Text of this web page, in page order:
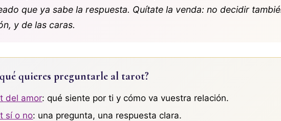
que ya sabe la respuesta. Quítate la venda: no decidir
y de las caras.
quieres preguntarle al tarot?
del amor: qué siente por ti y cómo va vuestra relación.
sí o no: una pregunta, una respuesta clara.